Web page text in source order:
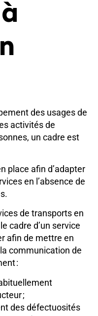
des usages de
activités de
un cadre est
place afin d’adapter
en l’absence de
de transports en
cadre d’un service
afin de mettre en
communication de
:
;
des défectuosités